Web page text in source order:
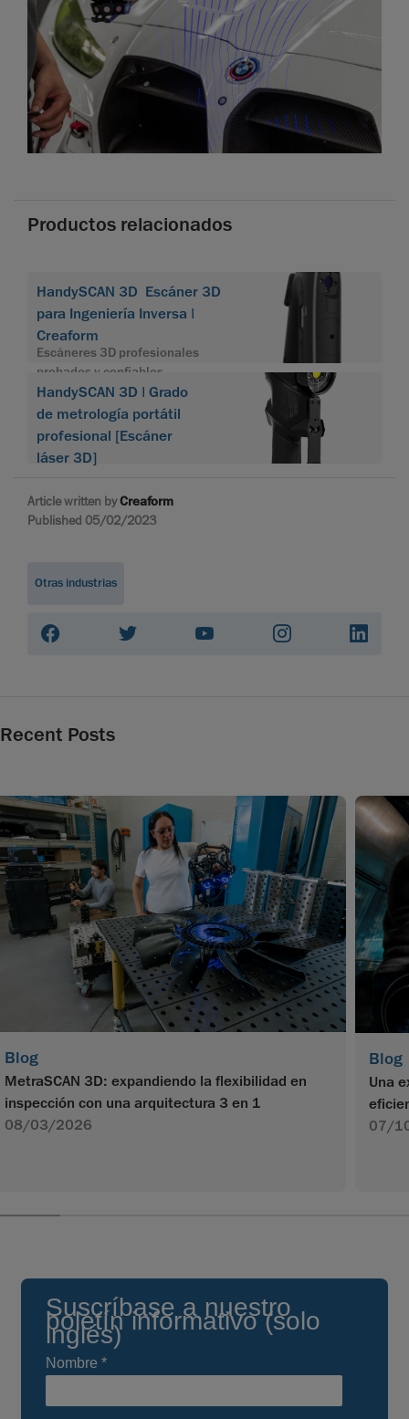
Productos relacionados
HandySCAN 3D Escáner 3D
para Ingeniería Inversa |
Creaform
Escáneres 3D profesionales
probados y confiables
HandySCAN 3D | Grado
de metrología portátil
profesional [Escáner
láser 3D]
Article written byCreaform
Published 05/02/2023
Otras industrias
Recent Posts
Blog
MetraSCAN 3D: expandiendo la flexibilidad en
inspección con una arquitectura 3 en 1
08/03/2026
Blog
Una
07/